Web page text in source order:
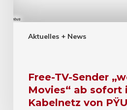
Aktuelles + News
Free-TV-Sender
Movies“ ab sofort
Kabelnetz von